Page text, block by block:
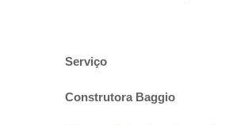
Serviço
Construtora Baggio